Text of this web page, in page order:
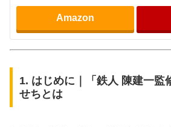
Amazon
1. はじめに｜「鉄人 陳建一監
せちとは